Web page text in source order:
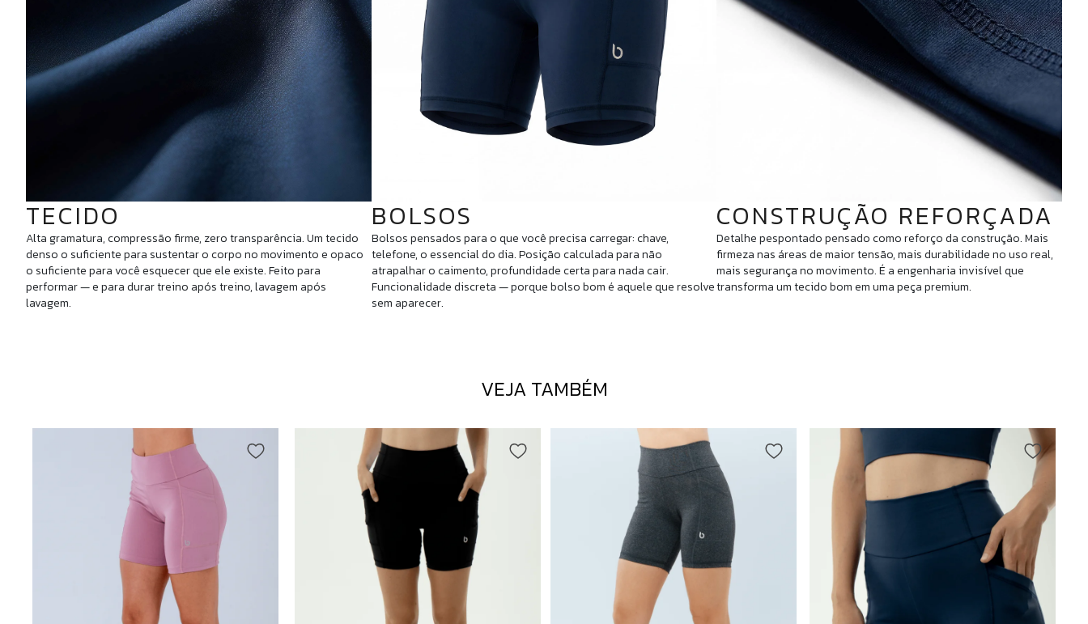
TECIDO
Alta gramatura, compressão firme, zero transparência. Um tecido
denso o suficiente para sustentar o corpo no movimento e opaco
o suficiente para você esquecer que ele existe. Feito para
performar — e para durar treino após treino, lavagem após
lavagem.
BOLSOS
Bolsos pensados para o que você precisa carregar: chave,
telefone, o essencial do dia. Posição calculada para não
atrapalhar o caimento, profundidade certa para nada cair.
Funcionalidade discreta — porque bolso bom é aquele que resolve
sem aparecer.
CONSTRUÇÃO REFORÇADA
Detalhe pespontado pensado como reforço da construção. Mais
firmeza nas áreas de maior tensão, mais durabilidade no uso real,
mais segurança no movimento. É a engenharia invisível que
transforma um tecido bom em uma peça premium.
VEJA TAMBÉM